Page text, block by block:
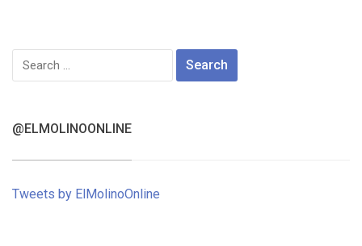
Search
@ELMOLINOONLINE
Tweets by ElMolinoOnline